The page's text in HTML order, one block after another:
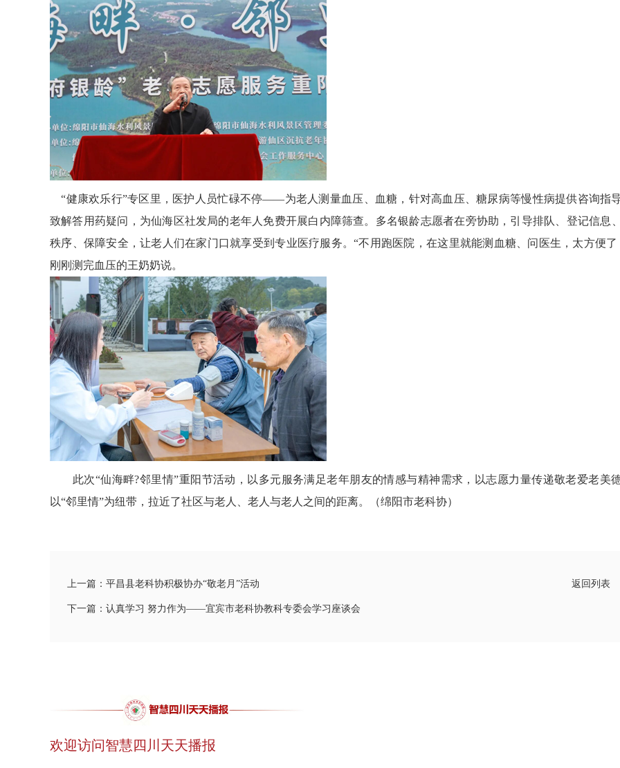
“健康欢乐行”专区里，医护人员忙碌不停——为老人测量血压、血糖，针对高血压、糖尿病等慢性病提供咨询指
致解答用药疑问，为仙海区社发局的老年人免费开展白内障筛查。多名银龄志愿者在旁协助，引导排队、登记信息
秩序、保障安全，让老人们在家门口就享受到专业医疗服务。“不用跑医院，在这里就能测血糖、问医生，太方便了
刚刚测完血压的王奶奶说。
此次“仙海畔?邻里情”重阳节活动，以多元服务满足老年朋友的情感与精神需求，以志愿力量传递敬老爱老美
以“邻里情”为纽带，拉近了社区与老人、老人与老人之间的距离。（绵阳市老科协）
上一篇：平昌县老科协积极协办“敬老月”活动
下一篇：认真学习 努力作为——宜宾市老科协教科专委会学习座谈会
返回列表
欢迎访问智慧四川天天播报